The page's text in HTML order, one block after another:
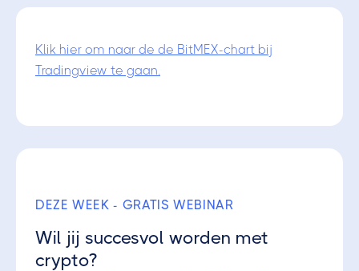
Klik hier om naar de de BitMEX-chart bij
Tradingview te gaan.
DEZE WEEK - GRATIS WEBINAR
Wil jij succesvol worden met
crypto?